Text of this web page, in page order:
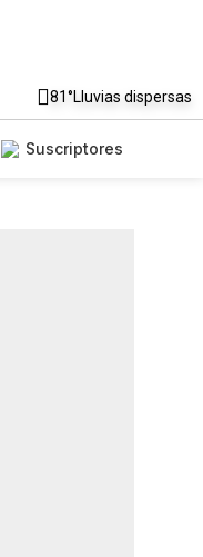
81°Lluvias dispersas
Suscriptores